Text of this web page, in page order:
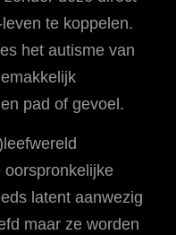
te koppelen.
het autisme van
pad of gevoel.
oorspronkelijke
latent aanwezig
maar ze worden